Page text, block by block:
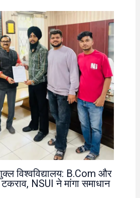
विश्वविद्यालय: B.Com और
NSUI ने मांगा समाधान